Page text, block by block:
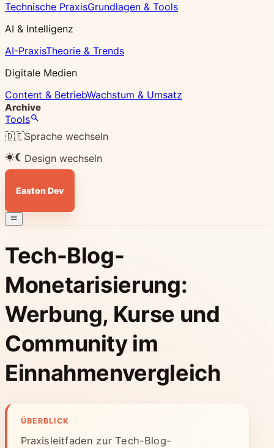
Technische PraxisGrundlagen & Tools
AI & Intelligenz
AI-PraxisTheorie & Trends
Digitale Medien
Content & BetriebWachstum & Umsatz
Archive
Tools
🇩🇪Sprache wechseln
Design wechseln
Easton Dev
Tech-Blog-
Monetarisierung:
Werbung, Kurse und
Community im
Einnahmenvergleich
ÜBERBLICK
Praxisleitfaden zur Tech-Blog-